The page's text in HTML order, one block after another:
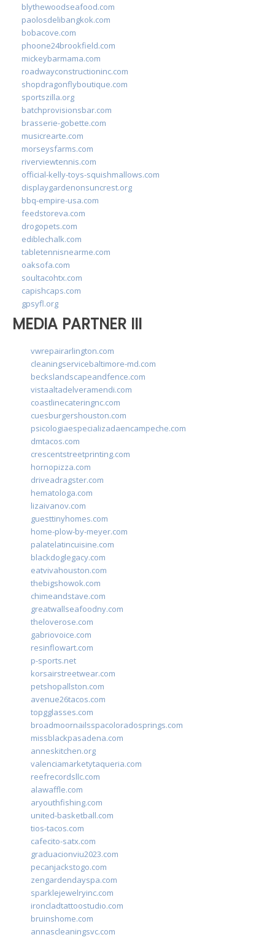
blythewoodseafood.com
paolosdelibangkok.com
bobacove.com
phoone24brookfield.com
mickeybarmama.com
roadwayconstructioninc.com
shopdragonflyboutique.com
sportszilla.org
batchprovisionsbar.com
brasserie-gobette.com
musicrearte.com
morseysfarms.com
riverviewtennis.com
official-kelly-toys-squishmallows.com
displaygardenonsuncrest.org
bbq-empire-usa.com
feedstoreva.com
drogopets.com
ediblechalk.com
tabletennisnearme.com
oaksofa.com
soultacohtx.com
capishcaps.com
gpsyfl.org
MEDIA PARTNER III
vwrepairarlington.com
cleaningservicebaltimore-md.com
beckslandscapeandfence.com
vistaaltadelveramendi.com
coastlinecateringnc.com
cuesburgershouston.com
psicologiaespecializadaencampeche.com
dmtacos.com
crescentstreetprinting.com
hornopizza.com
driveadragster.com
hematologa.com
lizaivanov.com
guesttinyhomes.com
home-plow-by-meyer.com
palatelatincuisine.com
blackdoglegacy.com
eatvivahouston.com
thebigshowok.com
chimeandstave.com
greatwallseafoodny.com
theloverose.com
gabriovoice.com
resinflowart.com
p-sports.net
korsairstreetwear.com
petshopallston.com
avenue26tacos.com
topgglasses.com
broadmoornailsspacoloradosprings.com
missblackpasadena.com
anneskitchen.org
valenciamarketytaqueria.com
reefrecordsllc.com
alawaffle.com
aryouthfishing.com
united-basketball.com
tios-tacos.com
cafecito-satx.com
graduacionviu2023.com
pecanjackstogo.com
zengardendayspa.com
sparklejewelryinc.com
ironcladtattoostudio.com
bruinshome.com
annascleaningsvc.com